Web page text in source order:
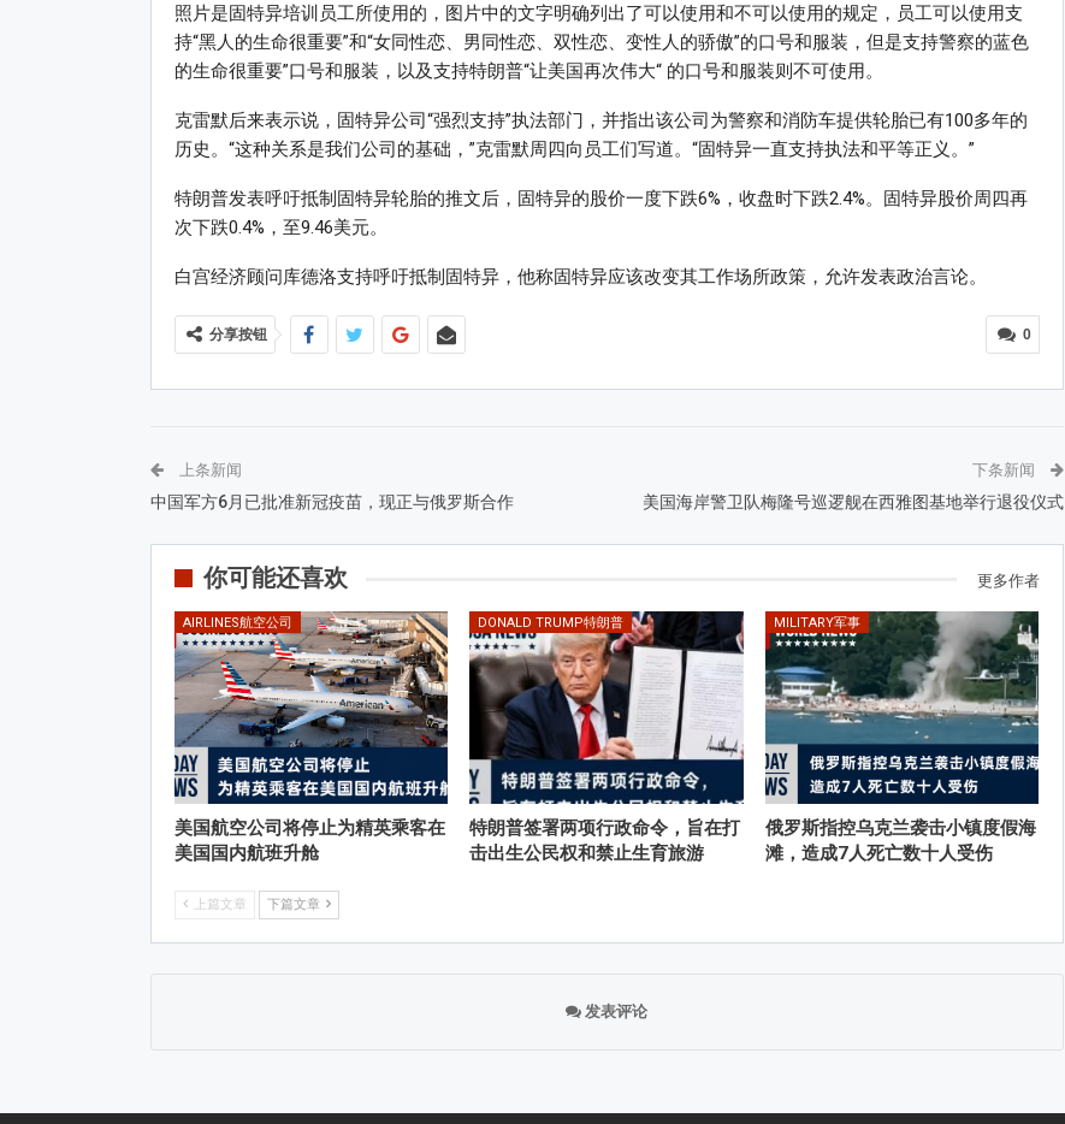
照片是固特异培训员工所使用的，图片中的文字明确列出了可以使用和不可以使用的规定，员工可以使用支
持“黑人的生命很重要”和“女同性恋、男同性恋、双性恋、变性人的骄傲”的口号和服装，但是支持警察的蓝色
的生命很重要”口号和服装，以及支持特朗普“让美国再次伟大“ 的口号和服装则不可使用。
克雷默后来表示说，固特异公司“强烈支持”执法部门，并指出该公司为警察和消防车提供轮胎已有100多年的
历史。“这种关系是我们公司的基础，”克雷默周四向员工们写道。“固特异一直支持执法和平等正义。”
特朗普发表呼吁抵制固特异轮胎的推文后，固特异的股价一度下跌6%，收盘时下跌2.4%。固特异股价周四再
次下跌0.4%，至9.46美元。
白宫经济顾问库德洛支持呼吁抵制固特异，他称固特异应该改变其工作场所政策，允许发表政治言论。
0
分享按钮
上条新闻
中国军方6月已批准新冠疫苗，现正与俄罗斯合作
下条新闻
美国海岸警卫队梅隆号巡逻舰在西雅图基地举行退役仪式
你可能还喜欢 更多作者
AIRLINES航空公司
美国航空公司将停止为精英乘客在
美国国内航班升舱
DONALD TRUMP特朗普
特朗普签署两项行政命令，旨在打
击出生公民权和禁止生育旅游
MILITARY军事
俄罗斯指控乌克兰袭击小镇度假海
滩，造成7人死亡数十人受伤
上篇文章 下篇文章
发表评论